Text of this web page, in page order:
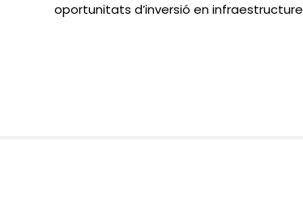
oportunitats d’inversió en